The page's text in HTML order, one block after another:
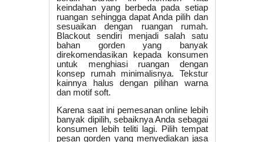
keindahan yang berbeda pada setiap
ruangan sehingga dapat Anda pilih dan
sesuaikan dengan ruangan rumah.
Blackout sendiri menjadi salah satu
bahan gorden yang banyak
direkomendasikan kepada konsumen
untuk menghiasi ruangan dengan
konsep rumah minimalisnya. Tekstur
kainnya halus dengan pilihan warna
dan motif soft.
Karena saat ini pemesanan online lebih
banyak dipilih, sebaiknya Anda sebagai
konsumen lebih teliti lagi. Pilih tempat
pesan gorden yang menyediakan jasa